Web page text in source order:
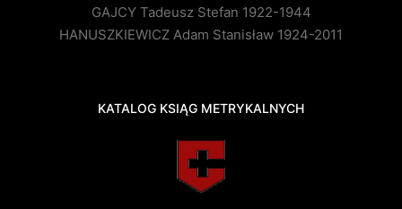
GAJCY Tadeusz Stefan 1922-1944
HANUSZKIEWICZ Adam Stanisław 1924-2011
KATALOG KSIĄG METRYKALNYCH